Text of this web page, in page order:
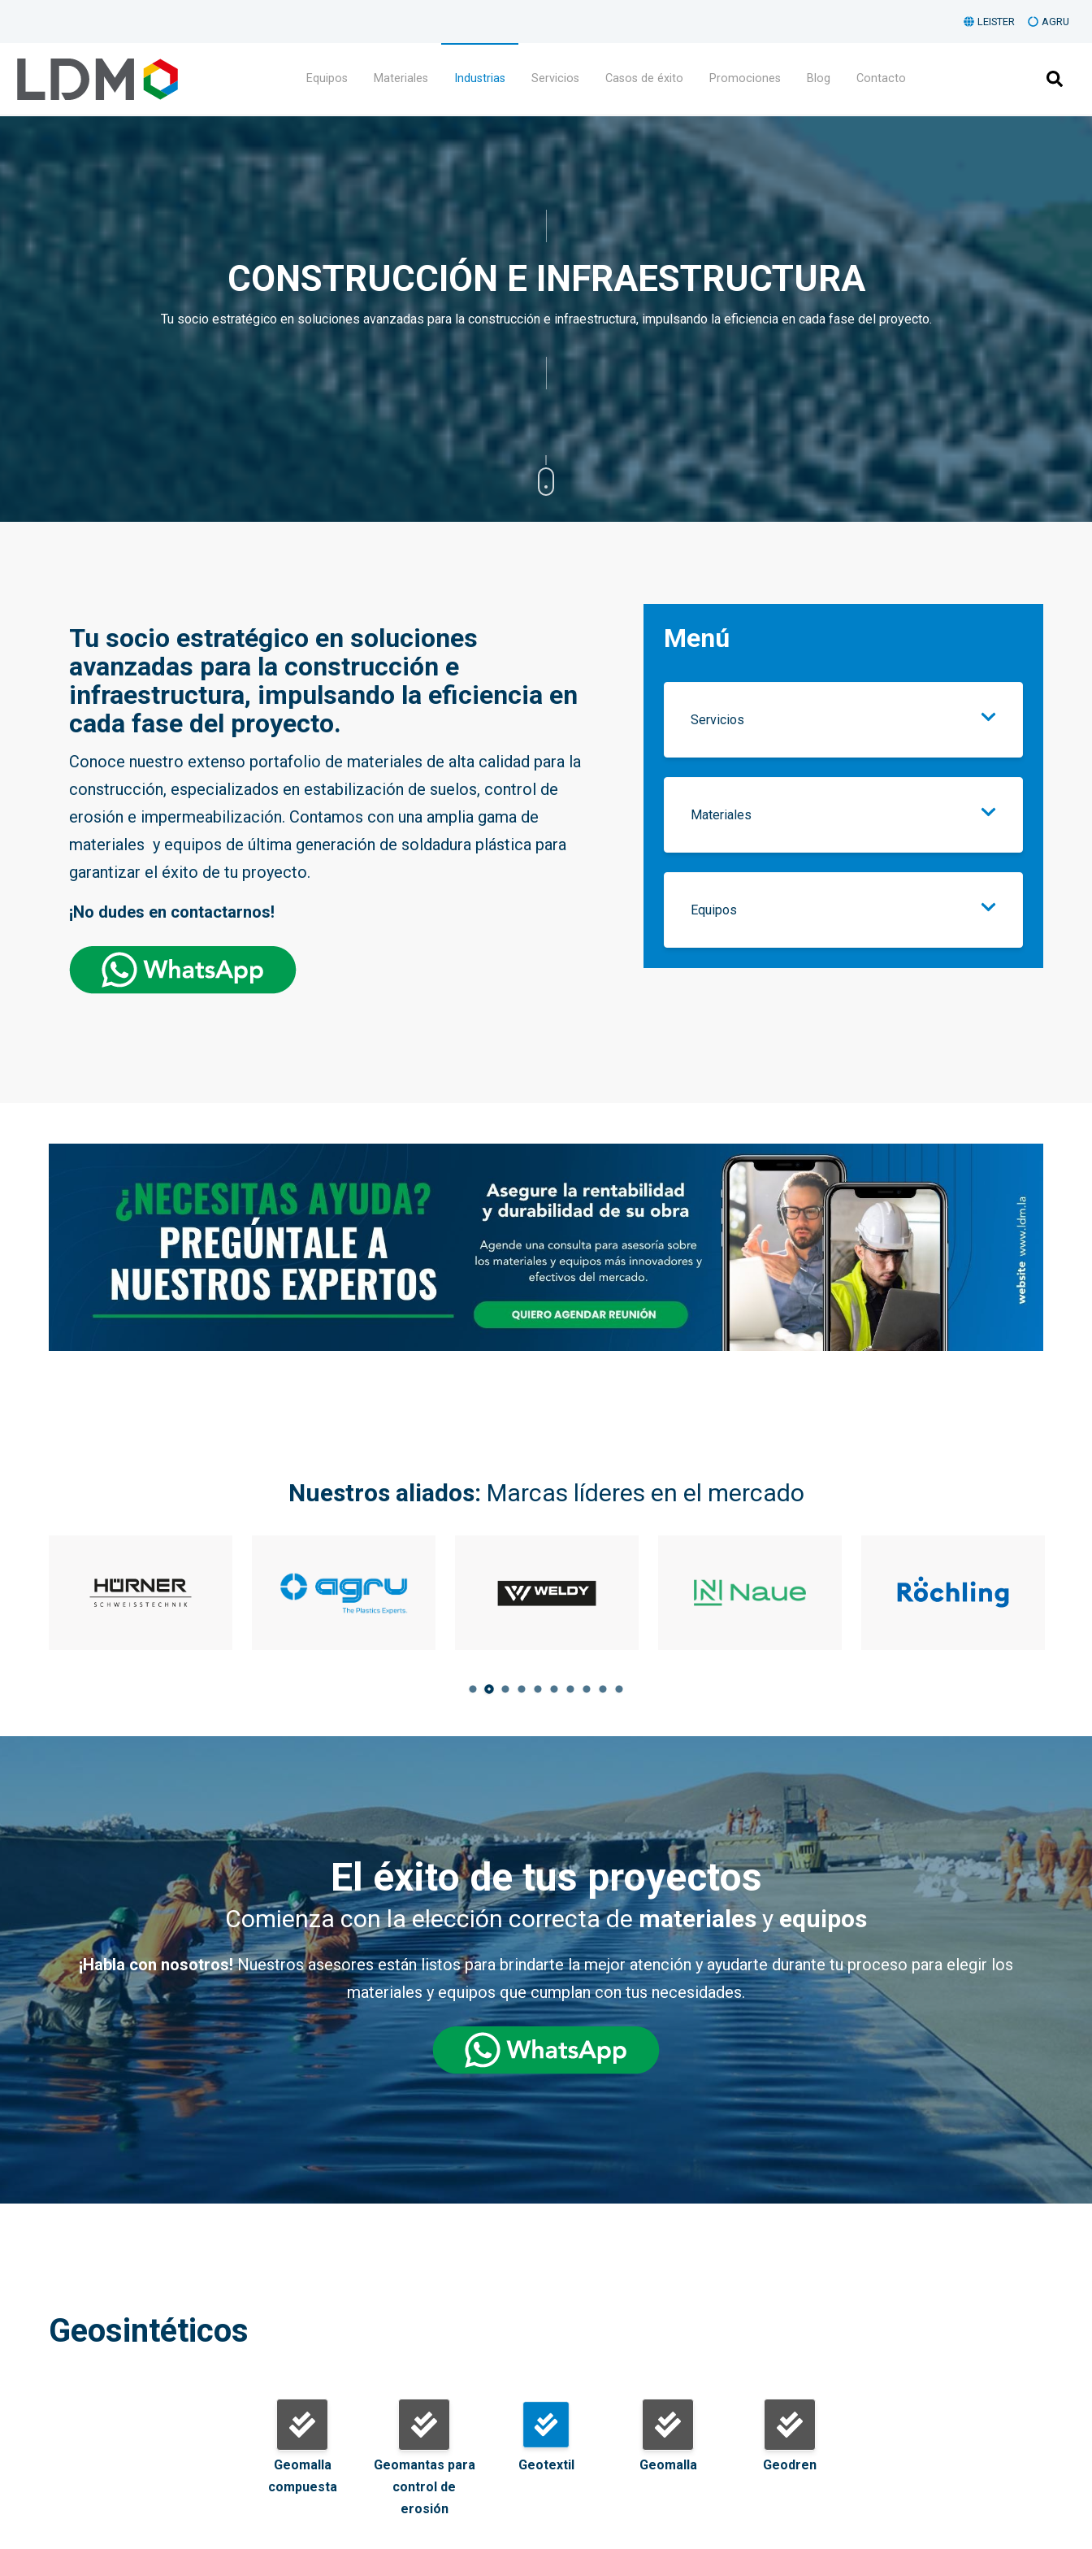
LEISTER AGRU
Equipos Materiales Industrias Servicios Casos de éxito Promociones Blog Contacto
CONSTRUCCIÓN E INFRAESTRUCTURA
Tu socio estratégico en soluciones avanzadas para la construcción e infraestructura, impulsando la eficiencia en cada fase del proyecto.
Tu socio estratégico en soluciones
avanzadas para la construcción e
infraestructura, impulsando la eficiencia en
cada fase del proyecto.
Conoce nuestro extenso portafolio de materiales de alta calidad para la
construcción, especializados en estabilización de suelos, control de
erosión e impermeabilización. Contamos con una amplia gama de
materiales y equipos de última generación de soldadura plástica para
garantizar el éxito de tu proyecto.
¡No dudes en contactarnos!
Menú
Servicios
Materiales
Equipos
Nuestros aliados: Marcas líderes en el mercado
El éxito de tus proyectos
Comienza con la elección correcta de materialesyequipos
¡Habla con nosotros!Nuestros asesores están listos para brindarte la mejor atención y ayudarte durante tu proceso para elegir los
materiales y equipos que cumplan con tus necesidades.
Geosintéticos
Geomalla
compuesta
Geomantas para
control de
erosión
Geotextil Geomalla Geodren